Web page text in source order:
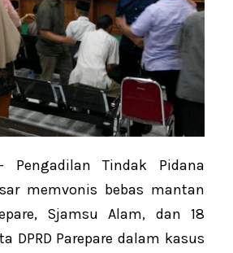
Pengadilan Tindak Pidana
memvonis bebas mantan
Sjamsu Alam, dan 18
DPRD Parepare dalam kasus